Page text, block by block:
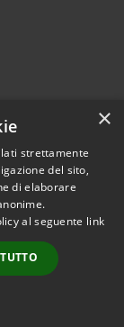
• Comune di
• Powered by
•Accesso
×
strettamente
del sito,
di elaborare
al seguente link